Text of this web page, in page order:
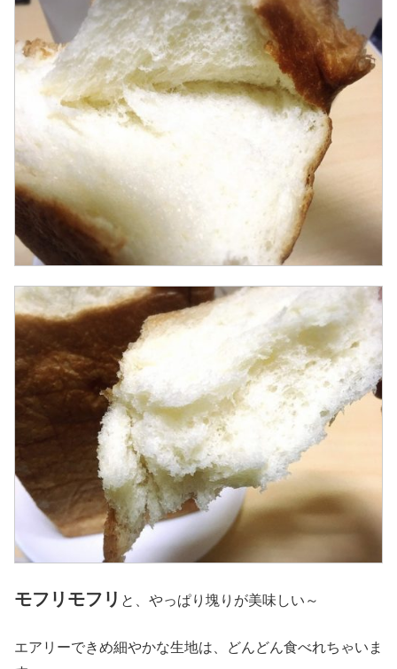
モフリモフリ と、やっぱり塊りが美味しい～
エアリーできめ細やかな生地は、どんどん食べれちゃいま